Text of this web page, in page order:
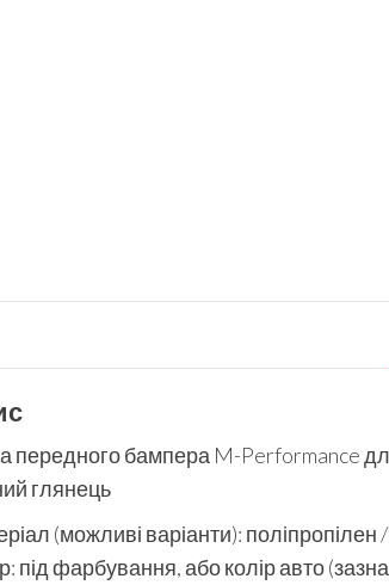
передного бампера M-Performance
глянець
(можливі варіанти): поліпропілен
під фарбування, або колір авто